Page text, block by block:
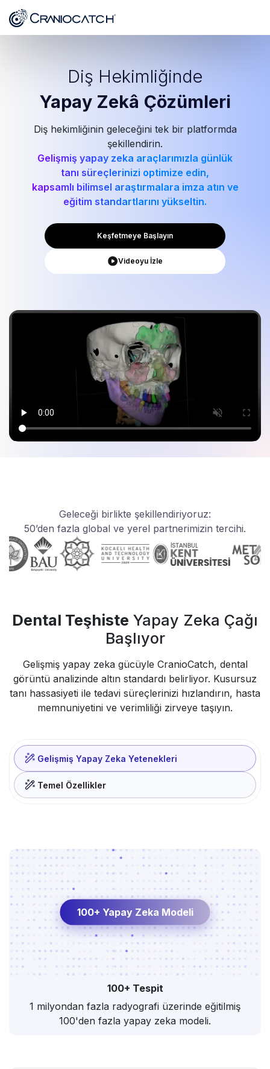
Diş Hekimliğinde
Yapay Zekâ Çözümleri
Diş hekimliğinin geleceğini tek bir platformda
şekillendirin.
Gelişmiş yapay zeka araçlarımızla günlük
tanı süreçlerinizi optimize edin,
kapsamlı bilimsel araştırmalara imza atın ve
eğitim standartlarını yükseltin.
Keşfetmeye Başlayın
Videoyu İzle
Geleceği birlikte şekillendiriyoruz:
50’den fazla global ve yerel partnerimizin tercihi.
Dental Teşhiste Yapay Zeka Çağı
Başlıyor
Gelişmiş yapay zeka gücüyle CranioCatch, dental
görüntü analizinde altın standardı belirliyor. Kusursuz
tanı hassasiyeti ile tedavi süreçlerinizi hızlandırın, hasta
memnuniyetini ve verimliliği zirveye taşıyın.
Gelişmiş Yapay Zeka Yetenekleri
Temel Özellikler
100+ Yapay Zeka Modeli
100+ Tespit
1 milyondan fazla radyografi üzerinde eğitilmiş
100'den fazla yapay zeka modeli.